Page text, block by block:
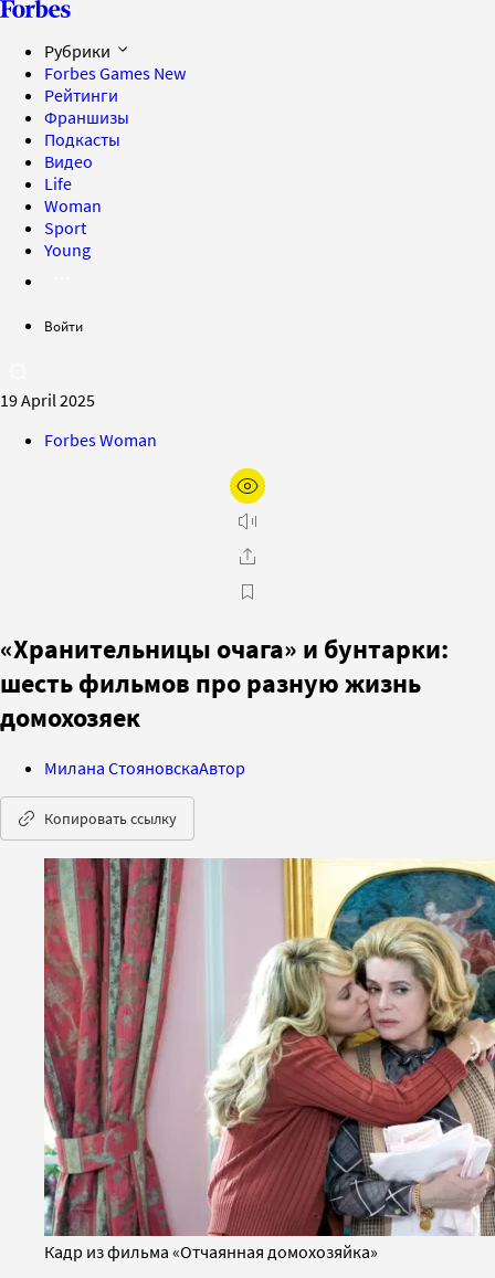
Рубрики
Forbes Games New
Рейтинги
Франшизы
Подкасты
Видео
Life
Woman
Sport
Young
Войти
19 April 2025
Forbes Woman
«Хранительницы очага» и бунтарки:
шесть фильмов про разную жизнь
домохозяек
Милана СтояновскаАвтор
Копировать ссылку
Кадр из фильма «Отчаянная домохозяйка»